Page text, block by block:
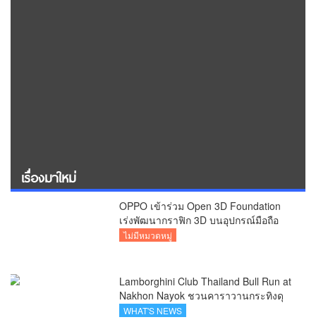
เรื่องมาใหม่
OPPO เข้าร่วม Open 3D Foundation
เร่งพัฒนากราฟิก 3D บนอุปกรณ์มือถือ
ไม่มีหมวดหมู่
Lamborghini Club Thailand Bull Run at
Nakhon Nayok ชวนคาราวานกระทิงดุ
สัมผัสธรรมชาติเมืองรอง ณ นครนายก
WHAT'S NEWS